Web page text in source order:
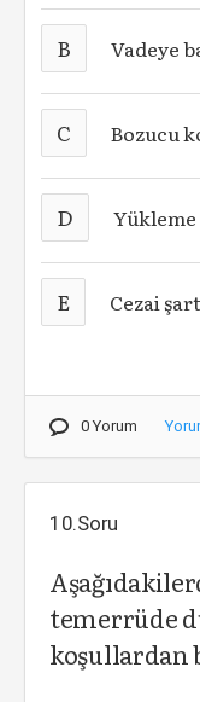
B Vadeye
C Bozucu
D Yükleme
E Cezai şart
0 Yorum
10.Soru
temerrüde
koşullardan